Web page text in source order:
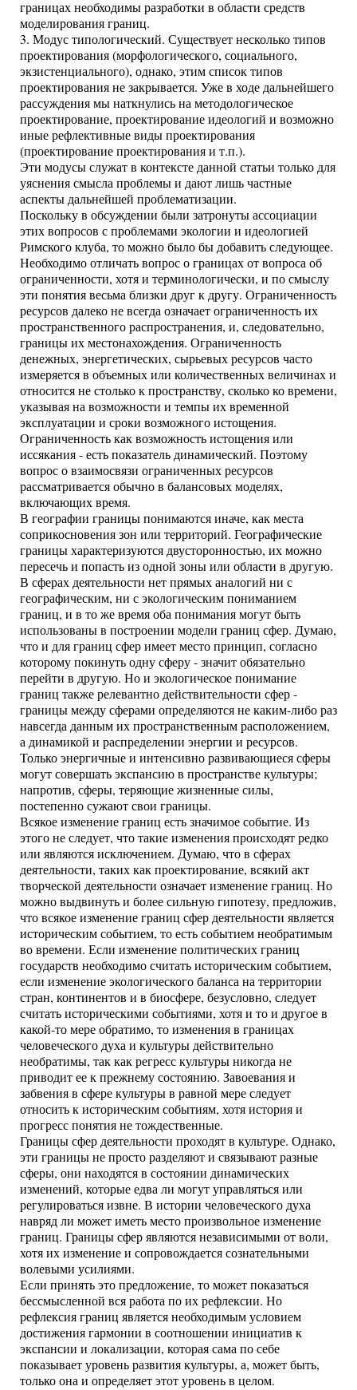
границах необходимы разработки в области средств
моделирования границ.
3. Модус типологический. Существует несколько типов
проектирования (морфологического, социального,
экзистенциального), однако, этим список типов
проектирования не закрывается. Уже в ходе дальнейшего
рассуждения мы наткнулись на методологическое
проектирование, проектирование идеологий и возможно
иные рефлективные виды проектирования
(проектирование проектирования и т.п.).
Эти модусы служат в контексте данной статьи только для
уяснения смысла проблемы и дают лишь частные
аспекты дальнейшей проблематизации.
Поскольку в обсуждении были затронуты ассоциации
этих вопросов с проблемами экологии и идеологией
Римского клуба, то можно было бы добавить следующее.
Необходимо отличать вопрос о границах от вопроса об
ограниченности, хотя и терминологически, и по смыслу
эти понятия весьма близки друг к другу. Ограниченность
ресурсов далеко не всегда означает ограниченность их
пространственного распространения, и, следовательно,
границы их местонахождения. Ограниченность
денежных, энергетических, сырьевых ресурсов часто
измеряется в объемных или количественных величинах и
относится не столько к пространству, сколько ко времени,
указывая на возможности и темпы их временной
эксплуатации и сроки возможного истощения.
Ограниченность как возможность истощения или
иссякания - есть показатель динамический. Поэтому
вопрос о взаимосвязи ограниченных ресурсов
рассматривается обычно в балансовых моделях,
включающих время.
В географии границы понимаются иначе, как места
соприкосновения зон или территорий. Географические
границы характеризуются двусторонностью, их можно
пересечь и попасть из одной зоны или области в другую.
В сферах деятельности нет прямых аналогий ни с
географическим, ни с экологическим пониманием
границ, и в то же время оба понимания могут быть
использованы в построении модели границ сфер. Думаю,
что и для границ сфер имеет место принцип, согласно
которому покинуть одну сферу - значит обязательно
перейти в другую. Но и экологическое понимание
границ также релевантно действительности сфер -
границы между сферами определяются не каким-либо раз
навсегда данным их пространственным расположением,
а динамикой и распределении энергии и ресурсов.
Только энергичные и интенсивно развивающиеся сферы
могут совершать экспансию в пространстве культуры;
напротив, сферы, теряющие жизненные силы,
постепенно сужают свои границы.
Всякое изменение границ есть значимое событие. Из
этого не следует, что такие изменения происходят редко
или являются исключением. Думаю, что в сферах
деятельности, таких как проектирование, всякий акт
творческой деятельности означает изменение границ. Но
можно выдвинуть и более сильную гипотезу, предложив,
что всякое изменение границ сфер деятельности является
историческим событием, то есть событием необратимым
во времени. Если изменение политических границ
государств необходимо считать историческим событием,
если изменение экологического баланса на территории
стран, континентов и в биосфере, безусловно, следует
считать историческими событиями, хотя и то и другое в
какой-то мере обратимо, то изменения в границах
человеческого духа и культуры действительно
необратимы, так как регресс культуры никогда не
приводит ее к прежнему состоянию. Завоевания и
забвения в сфере культуры в равной мере следует
относить к историческим событиям, хотя история и
прогресс понятия не тождественные.
Границы сфер деятельности проходят в культуре. Однако,
эти границы не просто разделяют и связывают разные
сферы, они находятся в состоянии динамических
изменений, которые едва ли могут управляться или
регулироваться извне. В истории человеческого духа
навряд ли может иметь место произвольное изменение
границ. Границы сфер являются независимыми от воли,
хотя их изменение и сопровождается сознательными
волевыми усилиями.
Если принять это предложение, то может показаться
бессмысленной вся работа по их рефлексии. Но
рефлексия границ является необходимым условием
достижения гармонии в соотношении инициатив к
экспансии и локализации, которая сама по себе
показывает уровень развития культуры, а, может быть,
только она и определяет этот уровень в целом.